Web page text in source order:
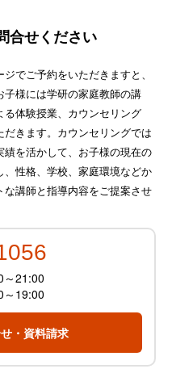
合せください
でご予約をいただきますと、
子様には学研の家庭教師の講
体験授業、カウンセリング
だきます。カウンセリングでは
を活かして、お子様の現在の
性格、学校、家庭環境などか
な講師と指導内容をご提案させ
～21:00
～19:00
・資料請求